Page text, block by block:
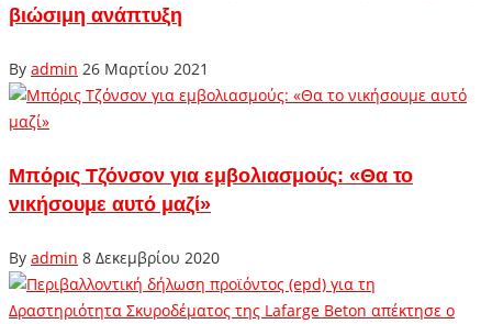
βιώσιμη ανάπτυξη
By admin 26 Μαρτίου 2021
Μπόρις Τζόνσον για εμβολιασμούς: «Θα το
νικήσουμε αυτό μαζί»
By admin 8 Δεκεμβρίου 2020